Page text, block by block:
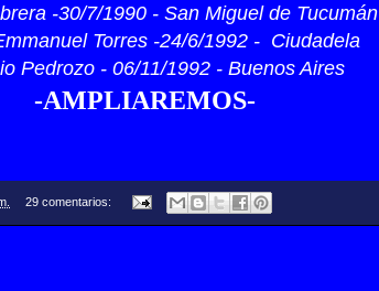
-30/7/1990 - San Miguel de Tucumán
Torres -24/6/1992 - Ciudadela
Pedrozo - 06/11/1992 - Buenos Aires
-AMPLIAREMOS-
29 comentarios: